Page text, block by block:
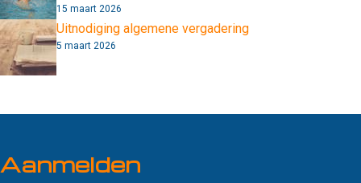
15 maart 2026
Uitnodiging algemene vergadering
5 maart 2026
Aanmelden